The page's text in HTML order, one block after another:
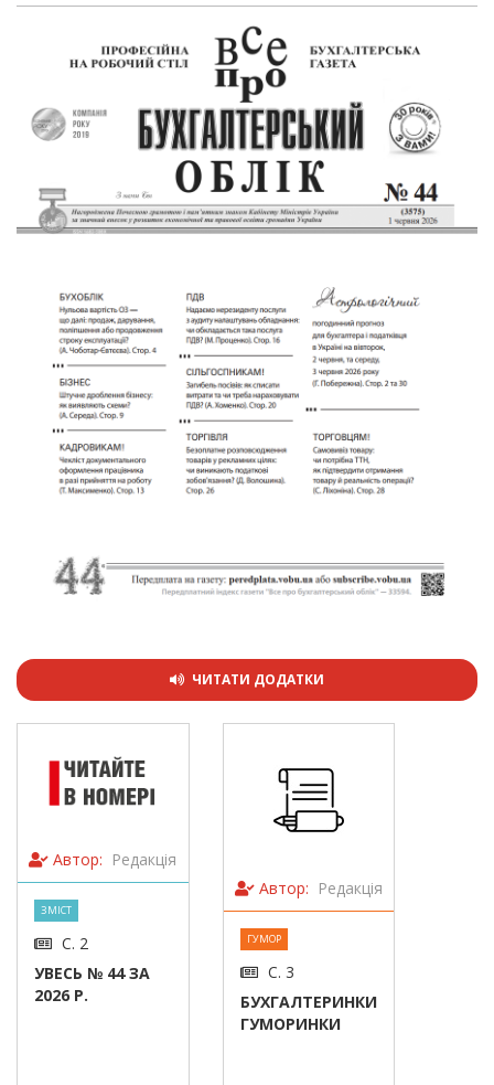
ЧИТАТИ ДОДАТКИ
Автор: Редакція
ЗМІСТ
С. 2
УВЕСЬ № 44 ЗА
2026 Р.
Автор: Редакція
ГУМОР
С. 3
БУХГАЛТЕРИНКИ
ГУМОРИНКИ